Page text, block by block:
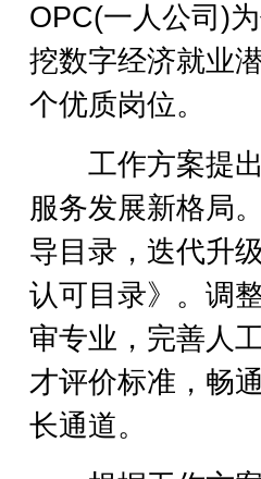
OPC(一人公司)
挖数字经济就业
个优质岗位。
工作方案提出
服务发展新格局
导目录，迭代升
认可目录》。调
审专业，完善人
才评价标准，畅
长通道。